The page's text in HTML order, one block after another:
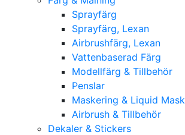
Sprayfärg
Sprayfärg, Lexan
Airbrushfärg, Lexan
Vattenbaserad Färg
Modellfärg & Tillbehör
Penslar
Maskering & Liquid Mask
Airbrush & Tillbehör
Dekaler & Stickers